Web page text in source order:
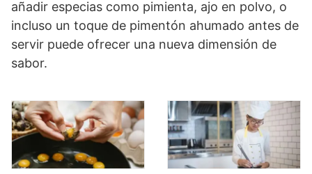
añadir especias como pimienta, ajo en polvo, o
incluso un toque de pimentón ahumado antes de
servir puede ofrecer una nueva dimensión de
sabor.